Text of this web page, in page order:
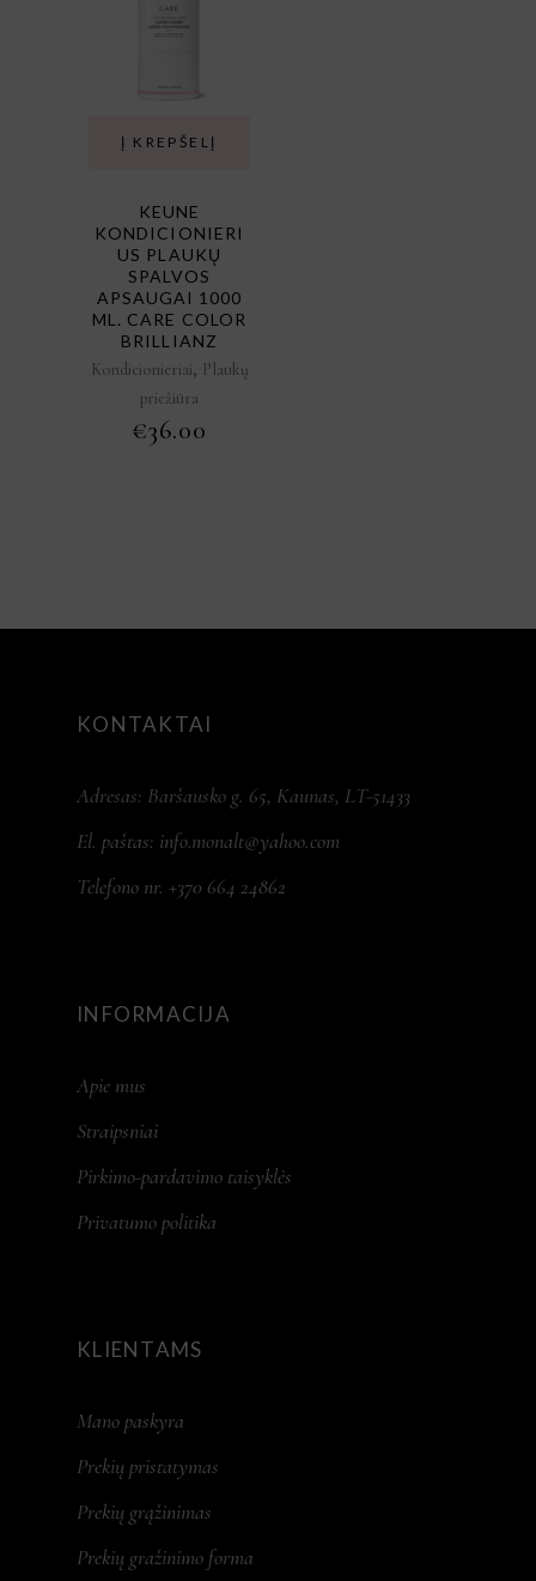
Į KREPŠELĮ
KEUNE
KONDICIONIERI
US PLAUKŲ
SPALVOS
APSAUGAI 1000
ML. CARE COLOR
BRILLIANZ
Kondicionieriai, Plaukų
priežiūra
€36.00
KONTAKTAI
Adresas: Baršausko g. 65, Kaunas, LT-51433
El. paštas: info.monalt@yahoo.com
Telefono nr. +370 664 24862
INFORMACIJA
Apie mus
Straipsniai
Pirkimo-pardavimo taisyklės
Privatumo politika
KLIENTAMS
Mano paskyra
Prekių pristatymas
Prekių grąžinimas
Prekių gražinimo forma